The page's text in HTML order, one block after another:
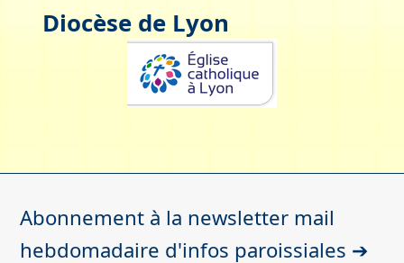
Diocèse de Lyon
Abonnement à la newsletter mail
hebdomadaire d'infos paroissiales ➔